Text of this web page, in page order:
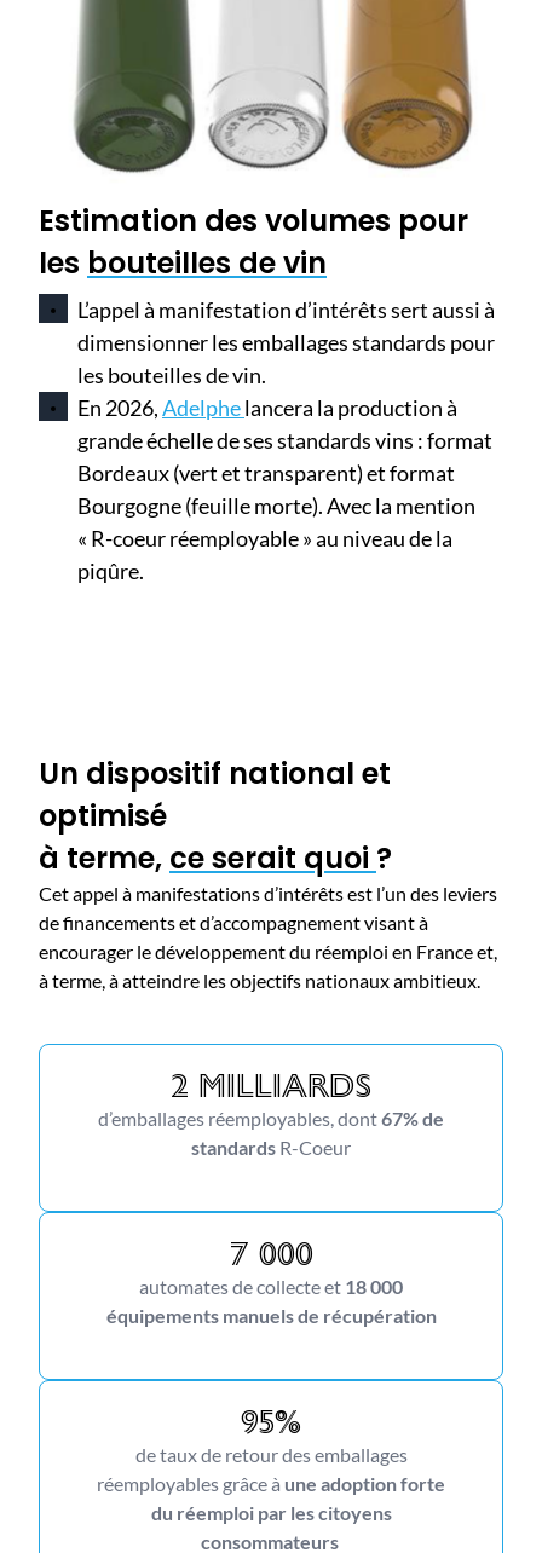
Estimation des volumes pour
les bouteilles de vin
L’appel à manifestation d’intérêts sert aussi à
dimensionner les emballages standards pour
les bouteilles de vin.
En 2026,Adelphelancera la production à
grande échelle de ses standards vins : format
Bordeaux (vert et transparent) et format
Bourgogne (feuille morte). Avec la mention
« R-coeur réemployable » au niveau de la
piqûre.
Un dispositif national et
optimisé
à terme, ce serait quoi ?
Cet appel à manifestations d’intérêts est l’un des leviers
de financements et d’accompagnement visant à
encourager le développement du réemploi en France et,
à terme, à atteindre les objectifs nationaux ambitieux.
2 milliards
d’emballages réemployables, dont67% de
standards R-Coeur
7 000
automates de collecte et 18 000
équipements manuels de récupération
95%
de taux de retour desemballages
réemployables grâceà une adoption forte
du réemploi par les citoyens
consommateurs